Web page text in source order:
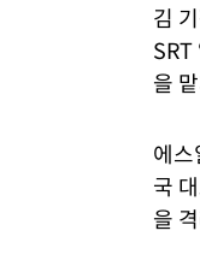
김
을
에
국
을